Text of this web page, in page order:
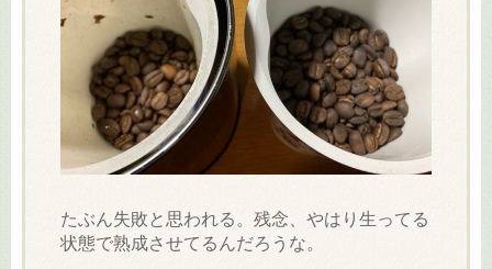
たぶん失敗と思われる。残念、やはり生ってる
状態で熟成させてるんだろうな。